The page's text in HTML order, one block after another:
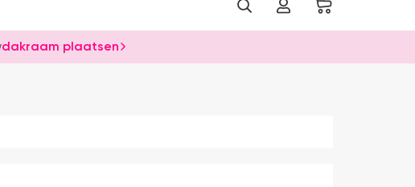
dakraam plaatsen